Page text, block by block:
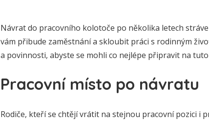
Návrat do pracovního kolotoče po několika letech
vám přibude zaměstnání a skloubit práci s rodinným
a povinnosti, abyste se mohli co nejlépe připravit na
Pracovní místo po návratu
Rodiče, kteří se chtějí vrátit na stejnou pracovní pozici i